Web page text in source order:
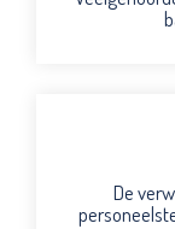
De